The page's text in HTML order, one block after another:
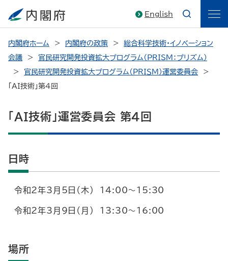
English
内閣府ホーム 内閣府の政策
総合科学技術・イノベーション
会議
官民研究開発投資拡大プログラム（PRISM：プリズム）
官民研究開発投資拡大プログラム（ＰＲＩＳＭ）運営委員会
「AI技術」第4回
「AI技術」運営委員会 第4回
日時
令和2年3月5日（木） 14:00～15:30
令和2年3月9日（月） 13:30～16:00
場所